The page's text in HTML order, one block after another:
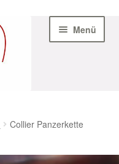
Menü
Collier Panzerkette